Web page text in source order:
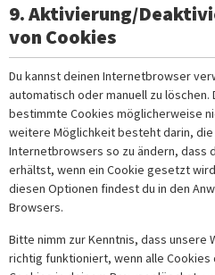
9. Aktivierung/
von Cookies
Du kannst deinen Internetbrowser
automatisch oder manuell zu
bestimmte Cookies möglicherweise
weitere Möglichkeit besteht darin, die
Internetbrowsers so zu ändern, dass
erhältst, wenn ein Cookie gesetzt
diesen Optionen findest du in den
Browsers.
Bitte nimm zur Kenntnis, dass
richtig funktioniert, wenn alle Cookies